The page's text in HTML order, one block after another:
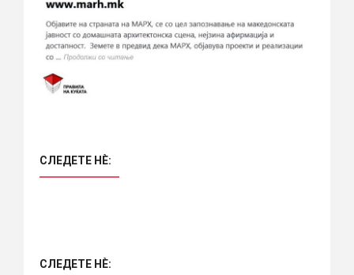
СЛЕДЕТЕ НÈ:
СЛЕДЕТЕ НÈ: